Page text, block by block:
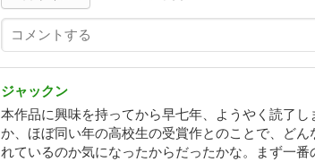
ジャックン
本作品に興味を持ってから早七年、ようやく読了
か、ほぼ同い年の高校生の受賞作とのことで、ど
れているのか気になったからだったかな。まず一